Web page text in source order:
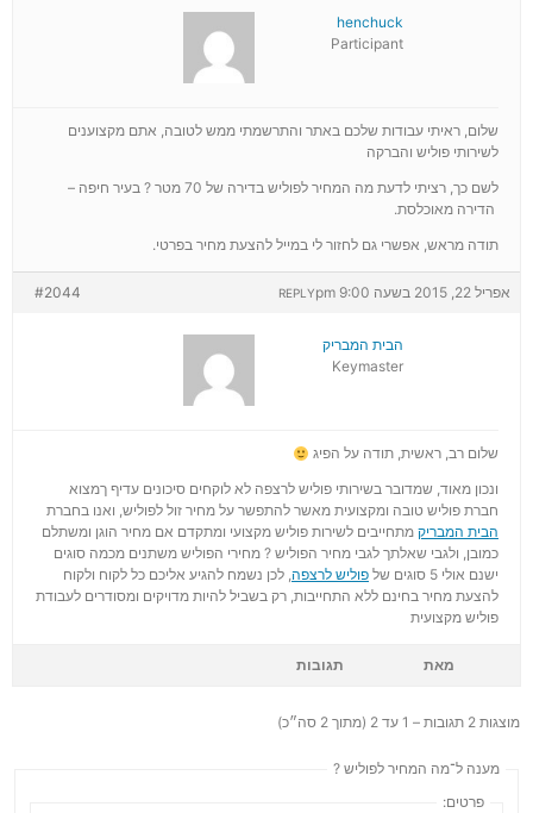
henchuck
Participant
שלום, ראיתי עבודות שלכם באתר והתרשמתי ממש לטובה, אתם מקצוענים
לשירותי פוליש והברקה
לשם כך, רציתי לדעת מה המחיר לפוליש בדירה של 70 מטר ? בעיר חיפה –
הדירה מאוכלסת.
תודה מראש, אפשרי גם לחזור לי במייל להצעת מחיר בפרטי.
אפריל 22, 2015 בשעה 9:00 pm #2044 REPLY
הבית המבריק
Keymaster
שלום רב, ראשית, תודה על הפיג
ונכון מאוד, שמדובר בשירותי פוליש לרצפה לא לוקחים סיכונים עדיף ךמצוא
חברת פוליש טובה ומקצועית מאשר להתפשר על מחיר זול לפוליש, ואנו בחברת
הבית המבריק מתחייבים לשירות פוליש מקצועי ומתקדם אם מחיר הוגן ומשתלם
כמובן, ולגבי שאלתך לגבי מחיר הפוליש ? מחירי הפוליש משתנים מכמה סוגים
ישנם אולי 5 סוגים של
פוליש לרצפה, לכן נשמח להגיע אליכם כל לקוח ולקוח
להצעת מחיר בחינם ללא התחייבות, רק בשביל להיות מדויקים ומסודרים לעבודת
פוליש מקצועית
מאת תגובות
מוצגות 2 תגובות – 1 עד 2 (מתוך 2 סה״כ)
מענה ל־מה המחיר לפוליש ?
פרטים: